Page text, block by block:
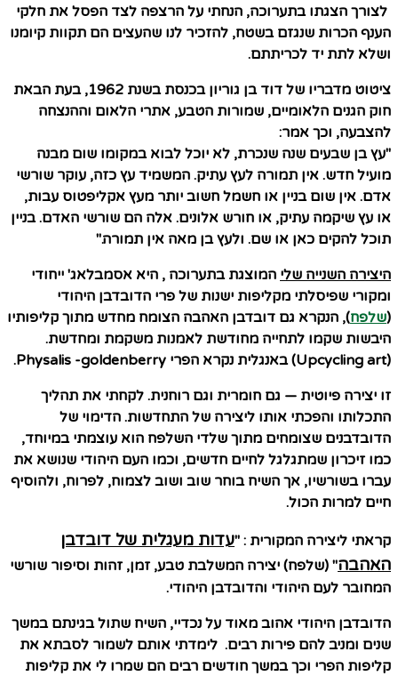
לצורך הצגתו בתערוכה, הנחתי על הרצפה לצד הפסל את חלקי
הענף הכרות שנגזם בשטח, להזכיר לנו שהעצים הם תקוות קיומנו
ושלא לתת יד לכריתתם.
ציטוט מדבריו של דוד בן גוריון בכנסת בשנת 1962, בעת הבאת
חוק הגנים הלאומיים, שמורות הטבע, אתרי הלאום וההנצחה
להצבעה, וכך אמר:
"עץ בן שבעים שנה שנכרת, לא יוכל לבוא במקומו שום מבנה
מועיל חדש. אין תמורה לעץ עתיק. המשמיד עץ כזה, עוקר שורשי
אדם. אין שום בניין או חשמל חשוב יותר מעץ אקליפטוס עבות,
או עץ שיקמה עתיק, או חורש אלונים. אלה הם שורשי האדם. בניין
תוכל להקים כאן או שם. ולעץ בן מאה אין תמורה."
היצירה השנייה שלי המוצגת בתערוכה , היא אסמבלאג' ייחודי
ומקורי שפיסלתי מקליפות ישנות של פרי הדובדבן היהודי
(שלפח), הנקרא גם דובדבן האהבה הצומח מחדש מתוך קליפותיו
היבשות שקמו לתחייה מחודשת לאמנות משקמת ומחדשת.
(Upcycling art) באנגלית נקרא הפרי
Physalis -goldenberry
.
זו יצירה פיוטית — גם חומרית וגם רוחנית. לקחתי את תהליך
התכלותו והפכתי אותו ליצירה של התחדשות. הדימוי של
הדובדבנים שצומחים מתוך שלדי השלפח הוא עוצמתי במיוחד,
כמו זיכרון שמתגלגל לחיים חדשים, וכמו העם היהודי שנושא את
עברו בשורשיו, אך השיח בוחר שוב ושוב לצמוח, לפרוח, ולהוסיף
חיים למרות הכול.
קראתי ליצירה המקורית : "עדות מעגלית של דובדבן
האהבה" (שלפח) יצירה המשלבת טבע, זמן, זהות וסיפור שורשי
המחובר לעם היהודי והדובדבן היהודי.
הדובדבן היהודי אהוב מאוד על נכדיי, השיח שתול בגינתם במשך
שנים ומניב להם פירות רבים. לימדתי אותם לשמור לסבתא את
קליפות הפרי וכך במשך חודשים רבים הם שמרו לי את קליפות